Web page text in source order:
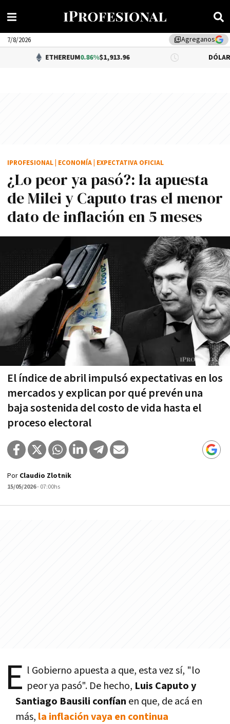
library_addAgreganos
7/8/2026
ETHEREUM0.86%$1,913.96 DÓLAR BNA 0.34%
¿Lo peor ya pasó?: la apuesta
de Milei y Caputo tras el menor
dato de inflación en 5 meses
El índice de abril impulsó expectativas en los
mercados y explican por qué prevén una
baja sostenida del costo de vida hasta el
proceso electoral
IPROFESIONAL ECONOMÍA EXPECTATIVA OFICIAL
Por Claudio Zlotnik
15/05/2026- 07:00hs
E l Gobierno apuesta a que, esta vez sí, "lo
peor ya pasó". De hecho, Luis Caputo y
Santiago Bausili confían en que, de acá en
más, la inflación vaya en continua